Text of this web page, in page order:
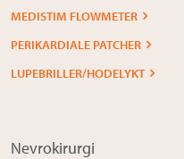
MEDISTIM FLOWMETER
PERIKARDIALE PATCHER
LUPEBRILLER/HODELYKT
Nevrokirurgi